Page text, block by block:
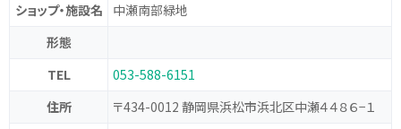
ショップ・施設名
中瀬南部緑地
形態
TEL
053-588-6151
住所
〒434-0012 静岡県浜松市浜北区中瀬４４８６−１